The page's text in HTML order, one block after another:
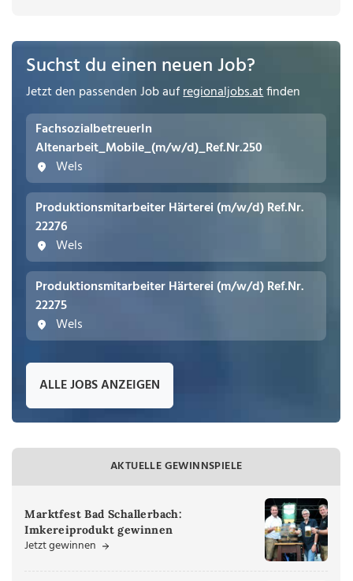
Suchst du einen neuen Job?
Jetzt den passenden Job aufregionaljobs.atfinden
FachsozialbetreuerIn
Altenarbeit_Mobile_(m/w/d)_Ref.Nr.250
Wels
Produktionsmitarbeiter Härterei (m/w/d) Ref.Nr.
22276
Wels
Produktionsmitarbeiter Härterei (m/w/d) Ref.Nr.
22275
Wels
ALLE JOBS ANZEIGEN
AKTUELLE GEWINNSPIELE
Marktfest Bad Schallerbach:
Imkereiprodukt gewinnen
Jetzt gewinnen